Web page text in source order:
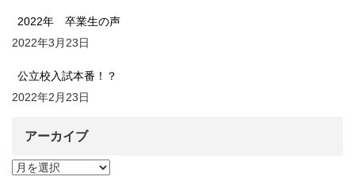
2022年 卒業生の声
2022年3月23日
公立校入試本番！？
2022年2月23日
アーカイブ
ア